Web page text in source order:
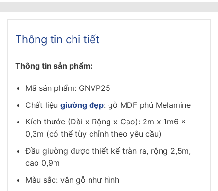
Thông tin chi tiết
Thông tin sản phẩm:
Mã sản phẩm: GNVP25
Chất liệu giường đẹp: gỗ MDF phủ Melamine
Kích thước (Dài x Rộng x Cao): 2m x 1m6 x
0,3m (có thể tùy chỉnh theo yêu cầu)
Đầu giường được thiết kế tràn ra, rộng 2,5m,
cao 0,9m
Màu sắc: vân gỗ như hình